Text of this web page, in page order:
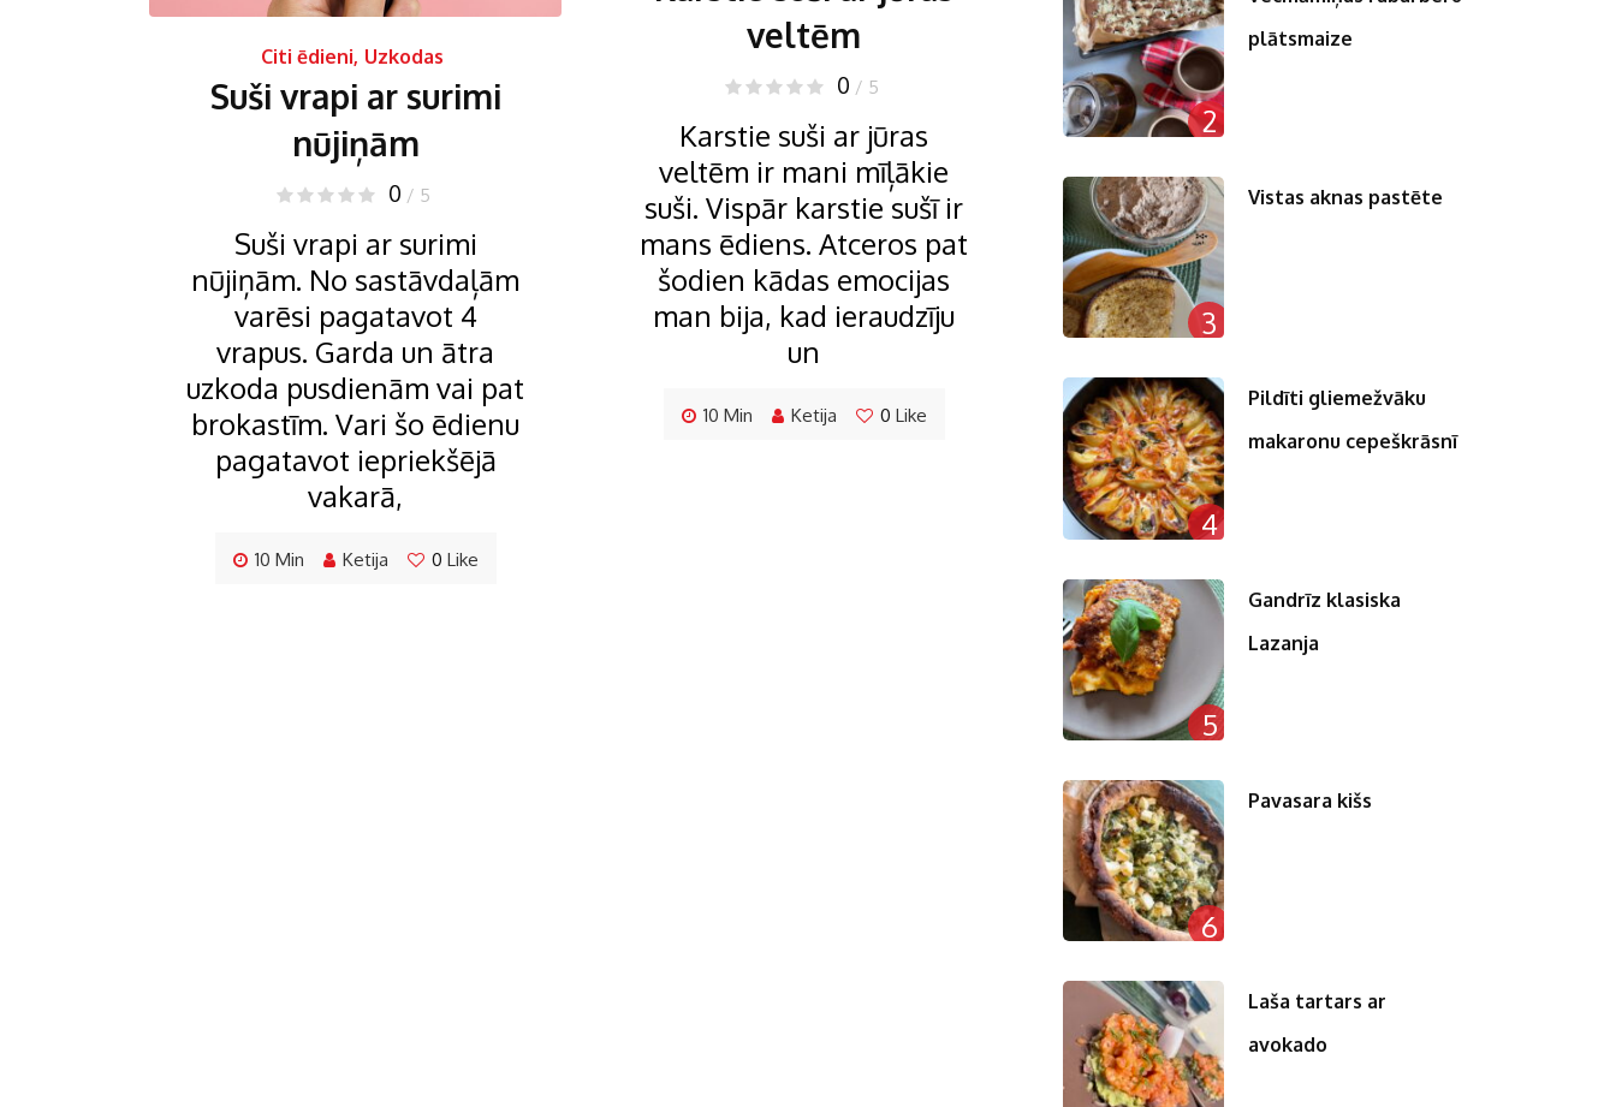
Citi ēdieni, Uzkodas
Suši vrapi ar surimi
nūjiņām
0 / 5
Suši vrapi ar surimi
nūjiņām. No sastāvdaļām
varēsi pagatavot 4
vrapus. Garda un ātra
uzkoda pusdienām vai pat
brokastīm. Vari šo ēdienu
pagatavot iepriekšējā
vakarā,
10 Min Ketija 0 Like
veltēm
0 / 5
Karstie suši ar jūras
veltēm ir mani mīļākie
suši. Vispār karstie sušī ir
mans ēdiens. Atceros pat
šodien kādas emocijas
man bija, kad ieraudzīju
un
10 Min Ketija 0 Like
2
plātsmaize
3
Vistas aknas pastēte
4
Pildīti gliemežvāku
makaronu cepeškrāsnī
5
Gandrīz klasiska
Lazanja
6
Pavasara kišs
Laša tartars ar
avokado